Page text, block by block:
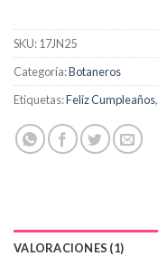
SKU:17JN25
Categoría:Botaneros
Etiquetas:Feliz Cumpleaños,
VALORACIONES (1)